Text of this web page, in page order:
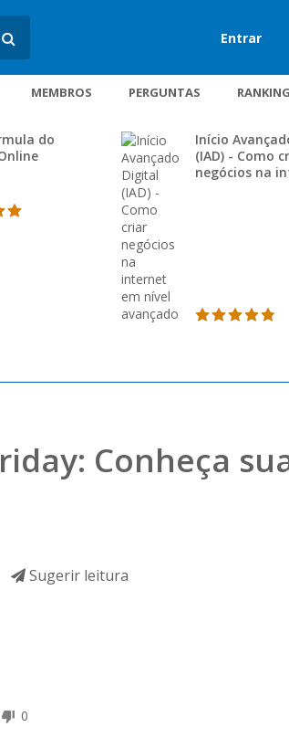
Entrar
MEMBROS PERGUNTAS RANKING
do
Início
(IAD) - Como
negócios na
Conheça
Sugerir leitura
0